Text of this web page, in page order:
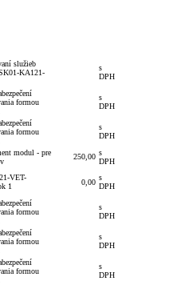
služieb
KA121-
s
DPH
formou
s
DPH
formou
s
DPH
modul - pre
250,00 s
DPH
VET-
1
0,00
s
DPH
formou
s
DPH
formou
s
DPH
formou
s
DPH